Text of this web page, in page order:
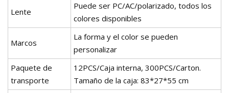
Lente
Puede ser PC/AC/polarizado, todos los
colores disponibles
Marcos
La forma y el color se pueden
personalizar
Paquete de
transporte
12PCS/Caja interna, 300PCS/Carton.
Tamaño de la caja: 83*27*55 cm